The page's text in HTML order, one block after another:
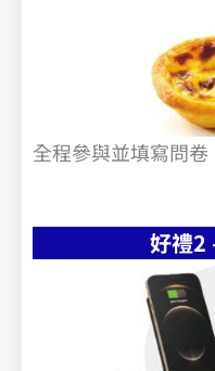
全程參與並填寫問
好禮2